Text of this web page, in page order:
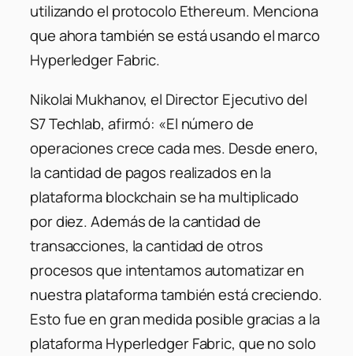
utilizando el protocolo Ethereum. Menciona
que ahora también se está usando el marco
Hyperledger Fabric.
Nikolai Mukhanov, el Director Ejecutivo del
S7 Techlab, afirmó: «El número de
operaciones crece cada mes. Desde enero,
la cantidad de pagos realizados en la
plataforma blockchain se ha multiplicado
por diez. Además de la cantidad de
transacciones, la cantidad de otros
procesos que intentamos automatizar en
nuestra plataforma también está creciendo.
Esto fue en gran medida posible gracias a la
plataforma Hyperledger Fabric, que no solo